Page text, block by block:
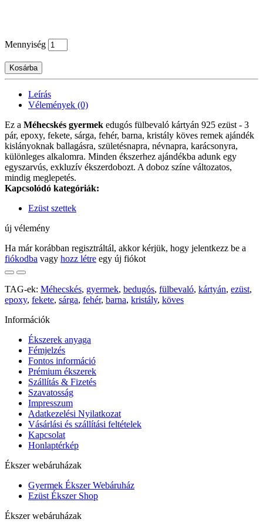
Mennyiség
Kosárba
Leírás
Vélemények (0)
Ez a Méhecskés gyermek edugós fülbevaló kártyán 925 ezüst - 3
pár, epoxy, fekete, sárga, fehér, barna, kristály köves remek ajándék
kislányoknak ballagásra, születésnapra, névnapra, karácsonyra,
különleges alkalomra. Minden ékszerhez ajándékba adunk egy
egyszarvús, exkluzív ékszerdobozt. A doboz színe változatos,
mindig meglepetés.
Kapcsolódó kategóriák:
Ezüst szettek
új vélemény
Ha már korábban regisztráltál, akkor kérjük, hogy jelentkezz be a
fiókodba vagy hozz létre egy új fiókot
TAG-ek: Méhecskés, gyermek, bedugós, fülbevaló, kártyán, ezüst,
epoxy, fekete, sárga, fehér, barna, kristály, köves
Információk
Ékszerek anyaga
Fémjelzés
Fontos információ
Prémium ékszerek
Szállítás & Fizetés
Szavatosság
Impresszum
Adatkezelési Nyilatkozat
Vásárlási és szállítási feltételek
Kapcsolat
Honlaptérkép
Ékszer webáruházak
Gyermek Ékszer Webáruház
Ezüst Ékszer Shop
Ékszer webáruházak